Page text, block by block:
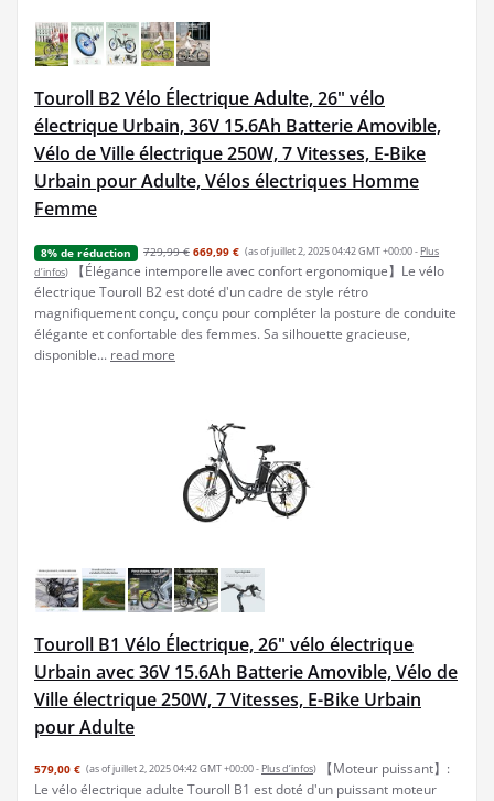
Touroll B2 Vélo Électrique Adulte, 26" vélo
électrique Urbain, 36V 15.6Ah Batterie Amovible,
Vélo de Ville électrique 250W, 7 Vitesses, E-Bike
Urbain pour Adulte, Vélos électriques Homme
Femme
8% de réduction 729,99 € 669,99 € (as of juillet 2, 2025 04:42 GMT +00:00 - Plus
d’infos)
【Élégance intemporelle avec confort ergonomique】Le vélo
électrique Touroll B2 est doté d'un cadre de style rétro
magnifiquement conçu, conçu pour compléter la posture de conduite
élégante et confortable des femmes. Sa silhouette gracieuse,
disponible... read more
Touroll B1 Vélo Électrique, 26" vélo électrique
Urbain avec 36V 15.6Ah Batterie Amovible, Vélo de
Ville électrique 250W, 7 Vitesses, E-Bike Urbain
pour Adulte
579,00 € (as of juillet 2, 2025 04:42 GMT +00:00 - Plus d’infos)
【Moteur puissant】:
Le vélo électrique adulte Touroll B1 est doté d'un puissant moteur